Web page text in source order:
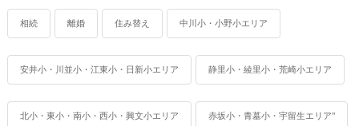
相続 離婚 住み替え 中川小・小野小エリア
安井小・川並小・江東小・日新小エリア 静里小・綾里小・荒崎小エリア
北小・東小・南小・西小・興文小エリア 赤坂小・青墓小・宇留生エリア"